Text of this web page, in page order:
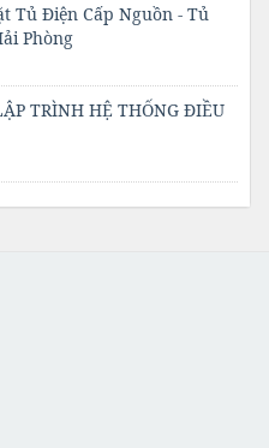
Tủ Điện Cấp Nguồn - Tủ
Phòng
TRÌNH HỆ THỐNG ĐIỀU